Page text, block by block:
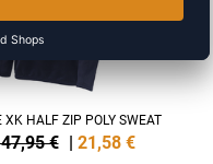
XK HALF ZIP POLY SWEAT
€ | 21,58 €